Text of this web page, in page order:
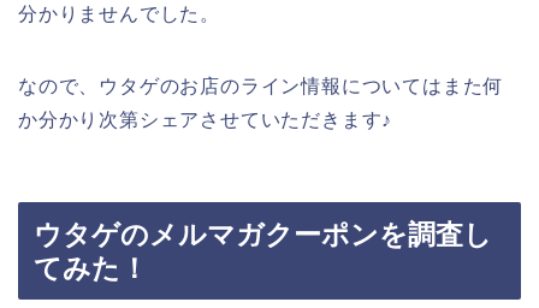
分かりませんでした。
なので、ウタゲのお店のライン情報についてはまた何
か分かり次第シェアさせていただきます♪
ウタゲのメルマガクーポンを調査し
てみた！